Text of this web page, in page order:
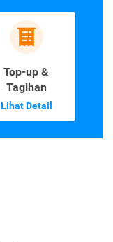
Top-up &
Tagihan
Lihat Detail